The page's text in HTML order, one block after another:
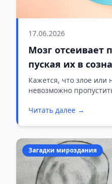
17.06.2026
Мозг отсеивает
пуская их в
Кажется, что злое или
невозможно
Читать далее →
Загадки мироздания